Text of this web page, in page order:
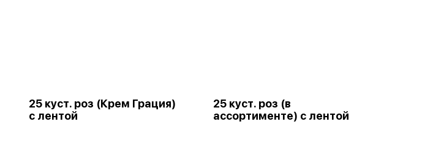
25 куст. роз (Крем Грация)
с лентой
25 куст. роз (в
ассортименте) с лентой